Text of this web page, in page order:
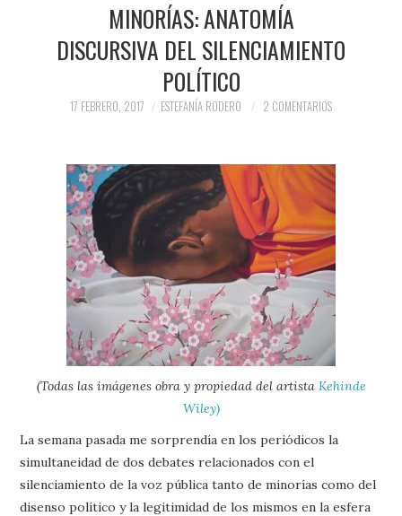
MINORÍAS: ANATOMÍA
DISCURSIVA DEL SILENCIAMIENTO
POLÍTICO
17 FEBRERO, 2017 ESTEFANÍA RODERO 2 COMENTARIOS
(Todas las imágenes obra y propiedad del artista Kehinde
Wiley)
La semana pasada me sorprendía en los periódicos la
simultaneidad de dos debates relacionados con el
silenciamiento de la voz pública tanto de minorías como del
disenso político y la legitimidad de los mismos en la esfera